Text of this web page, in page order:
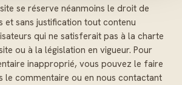
se réserve néanmoins le droit de
et sans justification tout contenu
qui ne satisferait pas à la charte
ou à la législation en vigueur. Pour
inapproprié, vous pouvez le faire
le commentaire ou en nous contactant